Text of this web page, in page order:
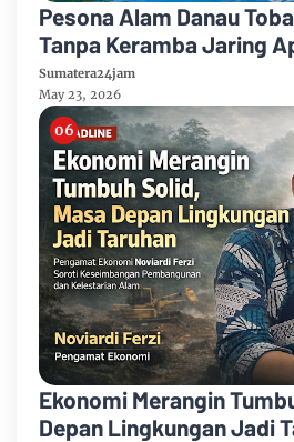
Pesona Alam Danau
Tanpa Keramba Jaring
Memesona
Sumatera24jam
May 23, 2026
Ekonomi Merangin
Depan Lingkungan Jadi